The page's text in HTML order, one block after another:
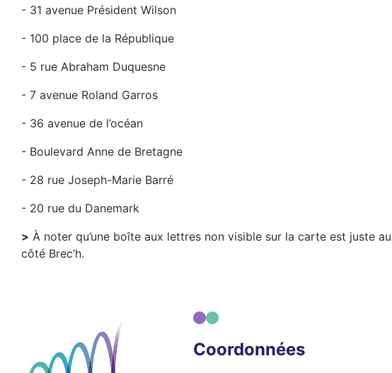
- 31 avenue Président Wilson
- 100 place de la République
- 5 rue Abraham Duquesne
- 7 avenue R­oland Garros
- 36 avenue de l’océan
- Boulevard Anne de Bretagne
- 28 rue Joseph-Marie Barré
- 20 rue du Danemark
> À noter qu’une boîte aux lettres non visible sur la carte est juste
côté Brec’h.
Coordonnées